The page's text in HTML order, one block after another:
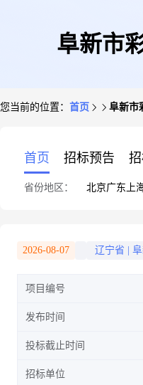
阜新市
您当前的位置： 首页 阜新市
首页 招标预告
省份地区： 北京广东 上
2026-08-07 辽宁省
项目编号
发布时间
投标截止时间
招标单位